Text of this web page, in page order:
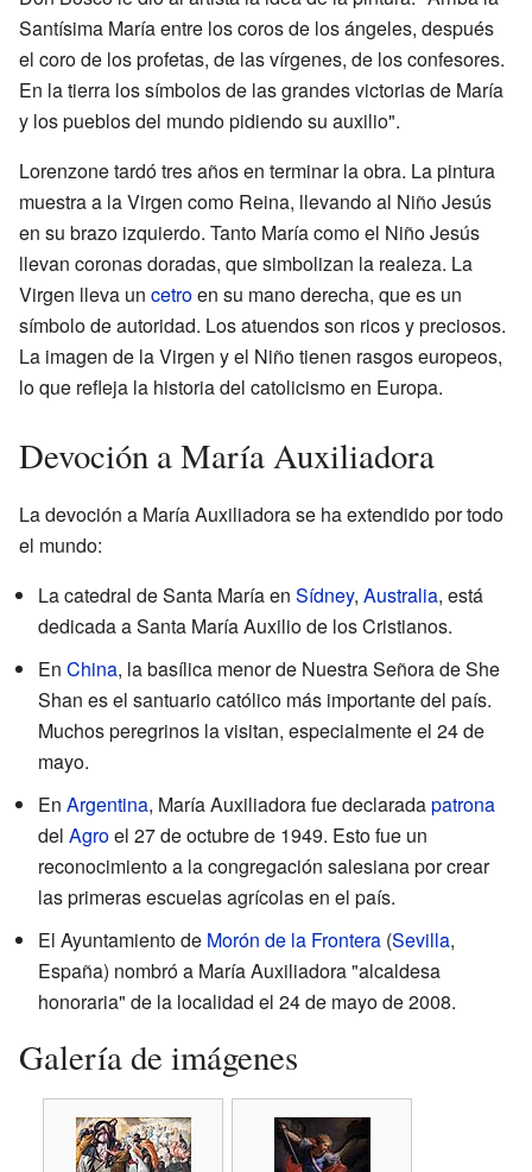
Santísima María entre los coros de los ángeles, después
el coro de los profetas, de las vírgenes, de los confesores.
En la tierra los símbolos de las grandes victorias de María
y los pueblos del mundo pidiendo su auxilio".
Lorenzone tardó tres años en terminar la obra. La pintura
muestra a la Virgen como Reina, llevando al Niño Jesús
en su brazo izquierdo. Tanto María como el Niño Jesús
llevan coronas doradas, que simbolizan la realeza. La
Virgen lleva un cetroen su mano derecha, que es un
símbolo de autoridad. Los atuendos son ricos y preciosos.
La imagen de la Virgen y el Niño tienen rasgos europeos,
lo que refleja la historia del catolicismo en Europa.
Devoción a María Auxiliadora
La devoción a María Auxiliadora se ha extendido por todo
el mundo:
La catedral de Santa María en Sídney, Australia, está
dedicada a Santa María Auxilio de los Cristianos.
En China, la basílica menor de Nuestra Señora de She
Shan es el santuario católico más importante del país.
Muchos peregrinos la visitan, especialmente el 24 de
mayo.
En Argentina, María Auxiliadora fue declaradapatrona
del Agroel 27 de octubre de 1949. Esto fue un
reconocimiento a la congregación salesiana por crear
las primeras escuelas agrícolas en el país.
El Ayuntamiento de Morón de la Frontera (Sevilla,
España) nombró a María Auxiliadora "alcaldesa
honoraria" de la localidad el 24 de mayo de 2008.
Galería de imágenes